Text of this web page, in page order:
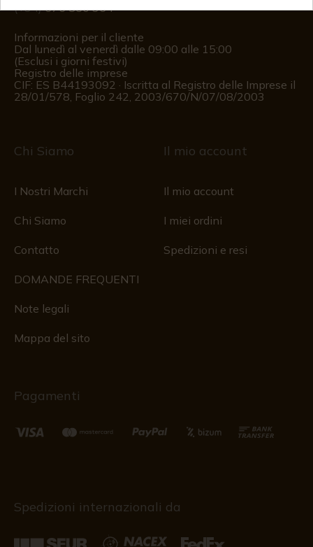
(+34)676 850 364
Informazioni per il cliente
Dal lunedì al venerdì dalle 09:00 alle 15:00
(Esclusi i giorni festivi)
Registro delle imprese
CIF: ES B44193092 · Iscritta al Registro delle Imprese il
28/01/578, Foglio 242, 2003/670/N/07/08/2003
Chi Siamo
I Nostri Marchi
Chi Siamo
Contatto
DOMANDE FREQUENTI
Note legali
Mappa del sito
Il mio account
Il mio account
I miei ordini
Spedizioni e resi
Pagamenti
Spedizioni internazionali da